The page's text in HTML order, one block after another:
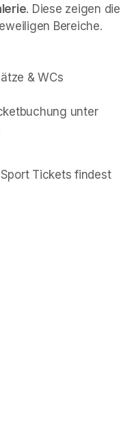
. Diese zeigen die
Bereiche.
& WCs
- Hilfe zur Barrierefreiheit & Ticketbuchung unter
Tickets findest